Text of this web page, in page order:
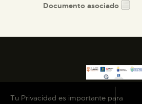
Documento asociado
Tu Privacidad es importante para